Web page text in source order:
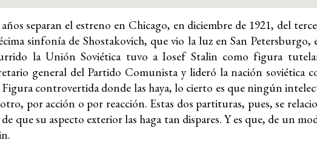
separan el estreno en Chicago, en diciembre de 1921, del
sinfonía de Shostakovich, que vio la luz en San Petersburgo,
la Unión Soviética tuvo a Iosef Stalin como figura
general del Partido Comunista y lideró la nación soviética
Figura controvertida donde las haya, lo cierto es que ningún
por acción o por reacción. Estas dos partituras, pues, se
que su aspecto exterior las haga tan dispares. Y es que, de un